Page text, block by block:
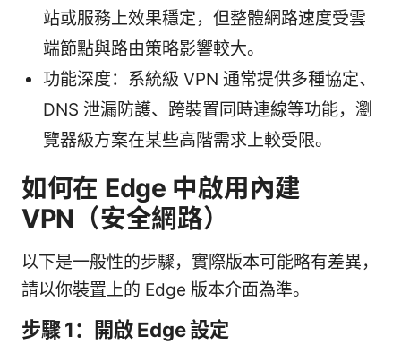
站或服務上效果穩定，但整體網路速度受雲
端節點與路由策略影響較大。
功能深度：系統級 VPN 通常提供多種協定、
DNS 泄漏防護、跨裝置同時連線等功能，瀏
覽器級方案在某些高階需求上較受限。
如何在 Edge 中啟用內建
VPN（安全網路）
以下是一般性的步驟，實際版本可能略有差異，
請以你裝置上的 Edge 版本介面為準。
步驟 1：開啟 Edge 設定